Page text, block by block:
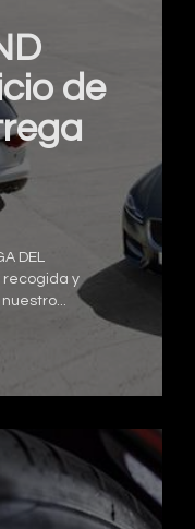
de
DEL
recogida y